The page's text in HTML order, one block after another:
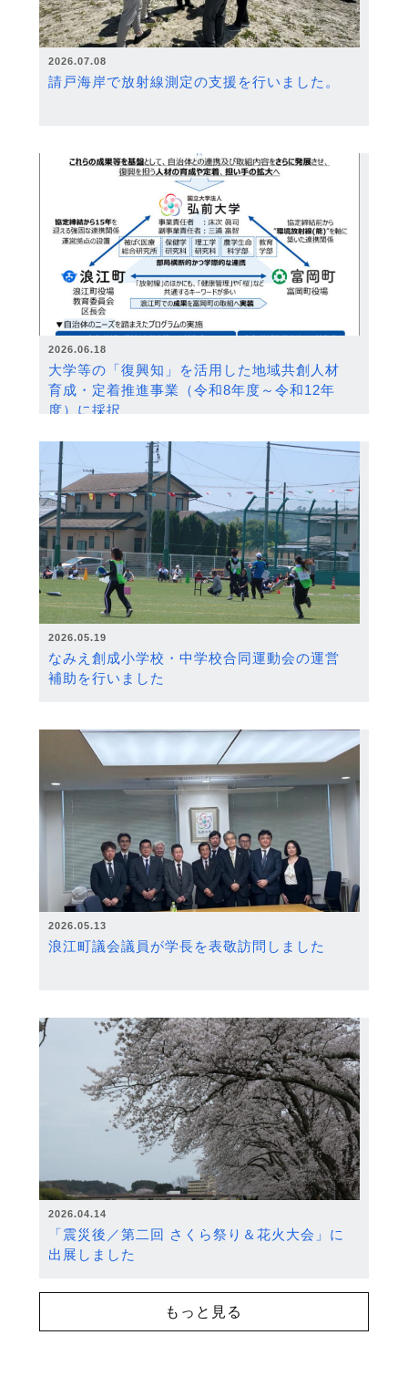
2026.07.08
請戸海岸で放射線測定の支援を行いました。
2026.06.18
大学等の「復興知」を活用した地域共創人材
育成・定着推進事業（令和8年度～令和12年
度）に採択
2026.05.19
なみえ創成小学校・中学校合同運動会の運営
補助を行いました
2026.05.13
浪江町議会議員が学長を表敬訪問しました
2026.04.14
「震災後／第二回 さくら祭り＆花火大会」に
出展しました
もっと見る